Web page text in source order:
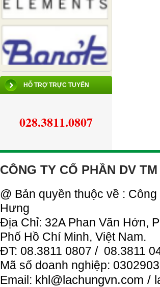
HỖ TRỢ TRỰC TUYẾN
028.3811.0807
CÔNG TY CỔ PHẦN DV
@ Bản quyền thuộc về :
Hưng
Địa Chỉ: 32A Phan Văn Hớn,
Phố Hồ Chí Minh, Việt Nam.
ĐT: 08.3811 0807 / 08.3811
Mã số doanh nghiệp:
Email: khl@lachungvn.com /